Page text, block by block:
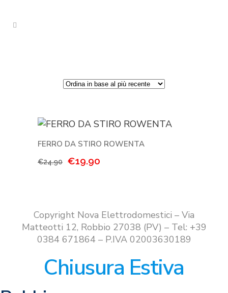
FERRO DA STIRO ROWENTA
€24.90
Il
€24.90.
€19.90
€19.90.
Copyright Nova Elettrodomestici – Via
Matteotti 12, Robbio 27038 (PV) – Tel: +39
0384 671864 – P.IVA 02003630189
Chiusura Estiva